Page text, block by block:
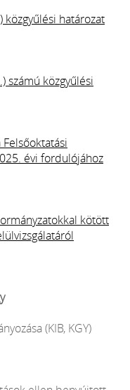
közgyűlési határozat
számú közgyűlési
évi fordulójához
kötött
(KIB, KGY)